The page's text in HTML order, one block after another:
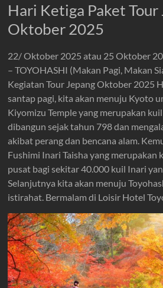
Hari Ketiga Paket Tour
Oktober 2025
22/ Oktober 2025 atau 25 Oktober
– TOYOHASHI (Makan Pagi, Makan
Kegiatan Tour Jepang Oktober 2025
santap pagi, kita akan menuju Kyoto
Kiyomizu Temple yang merupakan
dibangun sejak tahun 798 dan
akibat perang dan bencana alam.
Fushimi Inari Taisha yang merupakan
pusat bagi sekitar 40.000 kuil Inari
Selanjutnya kita akan menuju
istirahat. Bermalam di Loisir Hotel